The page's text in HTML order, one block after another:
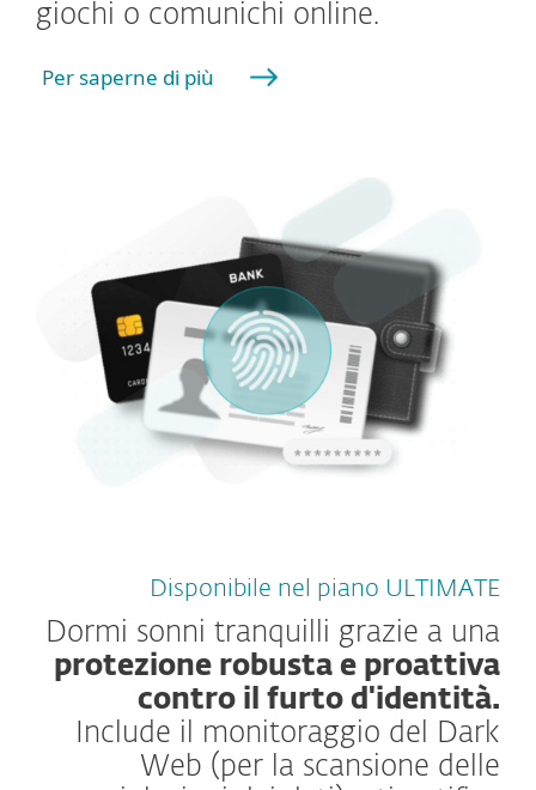
giochi o comunichi online.
Per saperne di più
Disponibile nel piano ULTIMATE
Dormi sonni tranquilli grazie a una
protezione robusta e proattiva
contro il furto d'identità.
Include il monitoraggio del Dark
Web (per la scansione delle